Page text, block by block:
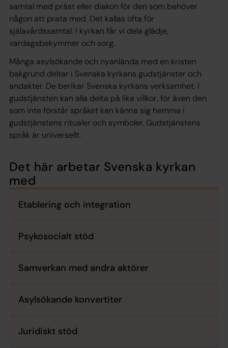
samtal med präst eller diakon för den som behöver
någon att prata med. Det kallas ofta för
själavårdssamtal. I kyrkan får vi dela glädje,
vardagsbekymmer och sorg.
Många asylsökande och nyanlända med en kristen
bakgrund deltar i Svenska kyrkans gudstjänster och
andakter. De berikar Svenska kyrkans verksamhet. I
gudstjänsten kan alla delta på lika villkor, för även den
som inte förstår språket kan känna sig hemma i
gudstjänstens ritualer och symboler. Gudstjänstens
språk är universellt.
Det här arbetar Svenska kyrkan
med
Etablering och integration
Psykosocialt stöd
Samverkan med andra aktörer
Asylsökande konvertiter
Juridiskt stöd